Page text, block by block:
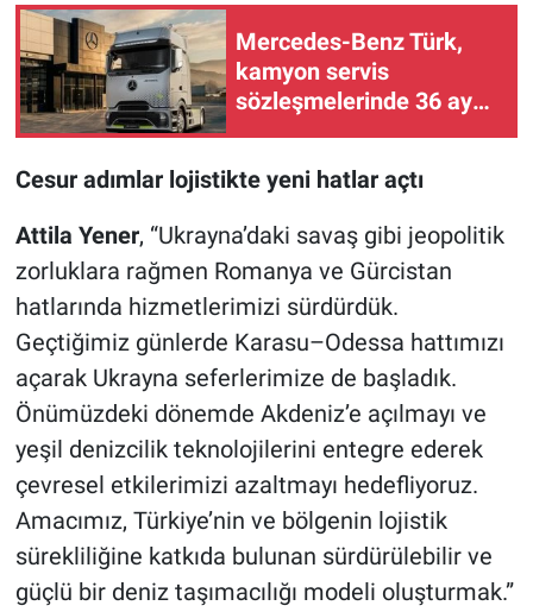
Mercedes-Benz Türk,
kamyon servis
sözleşmelerinde 36 aya
Cesur adımlar lojistikte yeni hatlar açtı
Attila Yener, “Ukrayna’daki savaş gibi jeopolitik
zorluklara rağmen Romanya ve Gürcistan
hatlarında hizmetlerimizi sürdürdük.
Geçtiğimiz günlerde Karasu–Odessa hattımızı
açarak Ukrayna seferlerimize de başladık.
Önümüzdeki dönemde Akdeniz’e açılmayı ve
yeşil denizcilik teknolojilerini entegre ederek
çevresel etkilerimizi azaltmayı hedefliyoruz.
Amacımız, Türkiye’nin ve bölgenin lojistik
sürekliliğine katkıda bulunan sürdürülebilir ve
güçlü bir deniz taşımacılığı modeli oluşturmak.”